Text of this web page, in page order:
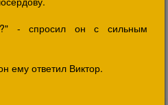
- спросил он с сильным
ему ответил Виктор.